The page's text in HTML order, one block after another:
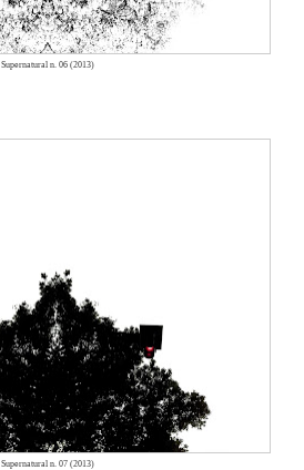
Supernatural n. 06 (2013)
Supernatural n. 07 (2013)